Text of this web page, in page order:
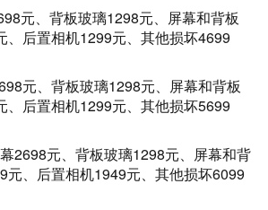
元、背板玻璃1298元、屏幕和背板
、后置相机1299元、其他损坏4699
元、背板玻璃1298元、屏幕和背板
、后置相机1299元、其他损坏5699
2698元、背板玻璃1298元、屏幕和背
元、后置相机1949元、其他损坏6099